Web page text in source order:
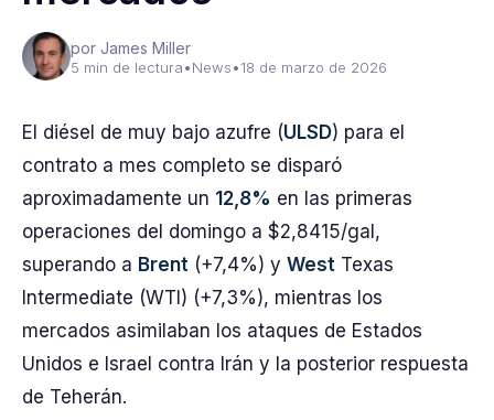
por James Miller
5 min de lectura•News•18 de marzo de 2026
El diésel de muy bajo azufre (ULSD) para el
contrato a mes completo se disparó
aproximadamente un 12,8% en las primeras
operaciones del domingo a $2,8415/gal,
superando a Brent (+7,4%) y West Texas
Intermediate (WTI) (+7,3%), mientras los
mercados asimilaban los ataques de Estados
Unidos e Israel contra Irán y la posterior respuesta
de Teherán.